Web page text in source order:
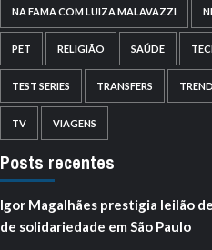
NA FAMA COM LUIZA MALAVAZZI
PET RELIGIÃO SAÚDE
TEST SERIES TRANSFERS
TV VIAGENS
Posts recentes
Igor Magalhães prestigia leilão
de solidariedade em São Paulo